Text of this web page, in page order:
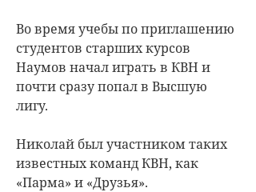
Во время учебы по приглашению
студентов старших курсов
Наумов начал играть в КВН и
почти сразу попал в Высшую
лигу.
Николай был участником таких
известных команд КВН, как
«Парма» и «Друзья».